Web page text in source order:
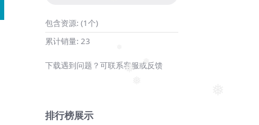
❅
包含资源: (1个)
累计销量: 23
下载遇到问题？可联系客服或反馈
排行榜展示